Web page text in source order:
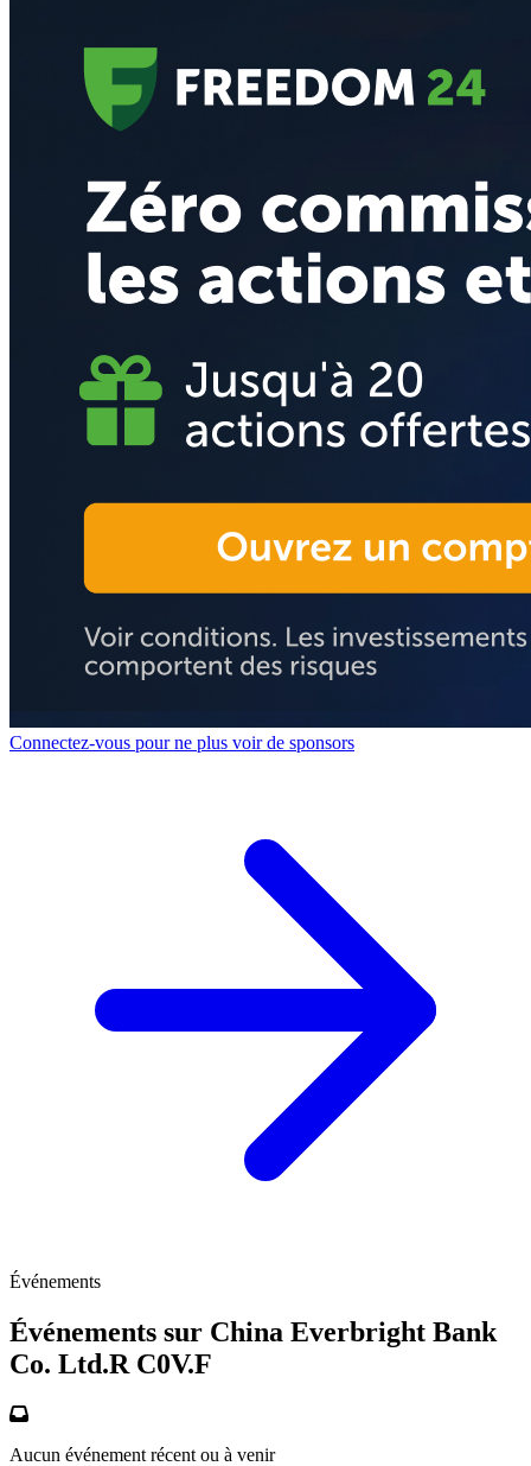
Connectez-vous pour ne plus voir de sponsors
Événements
Événements sur China Everbright Bank
Co. Ltd.R C0V.F
Aucun événement récent ou à venir